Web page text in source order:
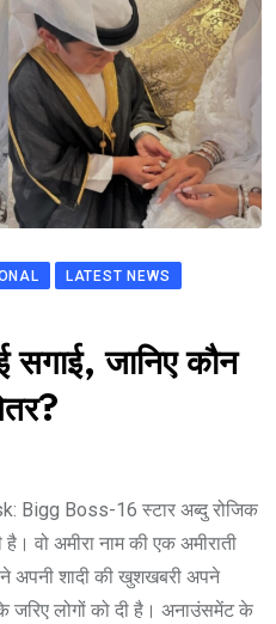
LATEST NEWS
सगाई, जानिए कौन
Bigg Boss-16 स्टार अब्दु रोजिक
वो अमीरा नाम की एक अमीराती
अपनी शादी की खुशखबरी अपने
जरिए लोगों को दी है। अनाउंसमेंट के